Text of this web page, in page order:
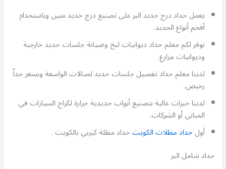
يعمل حداد درج حديد البر على تصنيع درج حديد متين وباستخدام
أفخم أنواع الحديد.
نوفر لكم معلم حداد ديوانيات لبخ وصيانة جلسات حديد خارجية
وديوانيات مزارع.
لدينا معلم حداد تفصيل جلسات حديد لصالات الواسعة وبسعر جداُ
رخيص.
لدينا خبرات عالية بتصنيع أبواب حديدية جرارة لكراج السيارات في
المباني أو الشركات.
أولحداد مظلات الكويتحداد مظلة كيربي بالكويت .
حداد شامل البر